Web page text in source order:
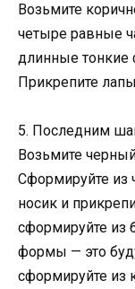
Возьмите
четыре равные
длинные тонкие
Прикрепите
5. Последним
Возьмите
Сформируйте из
носик и
сформируйте из
формы — это
сформируйте из